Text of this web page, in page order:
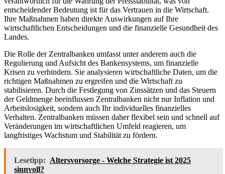
entscheidender Bedeutung ist für das Vertrauen in die Wirtschaft.
Ihre Maßnahmen haben direkte Auswirkungen auf Ihre
wirtschaftlichen Entscheidungen und die finanzielle Gesundheit des
Landes.
Die Rolle der Zentralbanken umfasst unter anderem auch die
Regulierung und Aufsicht des Bankensystems, um finanzielle
Krisen zu verhindern. Sie analysieren wirtschaftliche Daten, um die
richtigen Maßnahmen zu ergreifen und die Wirtschaft zu
stabilisieren. Durch die Festlegung von Zinssätzen und das Steuern
der Geldmenge beeinflussen Zentralbanken nicht nur Inflation und
Arbeitslosigkeit, sondern auch Ihr individuelles finanzielles
Verhalten. Zentralbanken müssen daher flexibel sein und schnell auf
Veränderungen im wirtschaftlichen Umfeld reagieren, um
langfristiges Wachstum und Stabilität zu fördern.
Lesetipp: Altersvorsorge - Welche Strategie ist 2025
sinnvoll?